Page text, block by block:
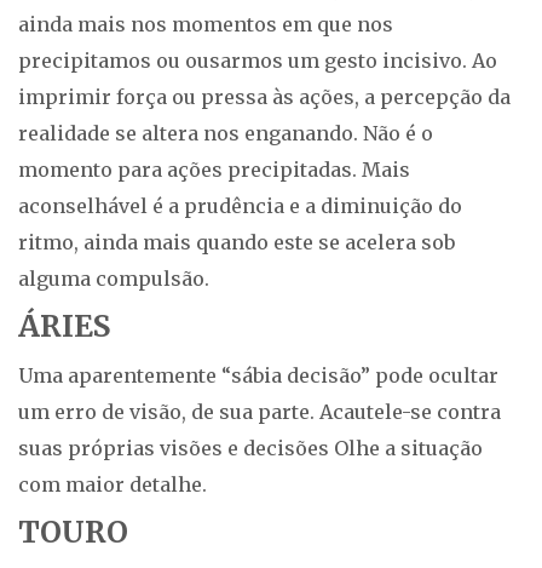
ainda mais nos momentos em que nos
precipitamos ou ousarmos um gesto incisivo. Ao
imprimir força ou pressa às ações, a percepção da
realidade se altera nos enganando. Não é o
momento para ações precipitadas. Mais
aconselhável é a prudência e a diminuição do
ritmo, ainda mais quando este se acelera sob
alguma compulsão.
ÁRIES
Uma aparentemente “sábia decisão” pode ocultar
um erro de visão, de sua parte. Acautele-se contra
suas próprias visões e decisões Olhe a situação
com maior detalhe.
TOURO